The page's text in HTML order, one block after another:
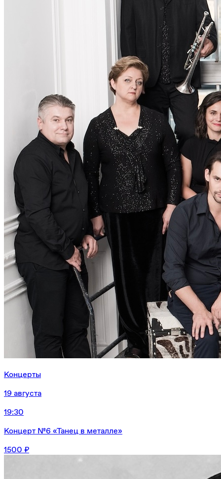
Концерты
19 августа
19:30
Концерт №6 «Танец в металле»
1500 ₽